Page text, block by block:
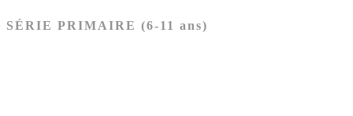
SÉRIE PRIMAIRE (6-11 ans)